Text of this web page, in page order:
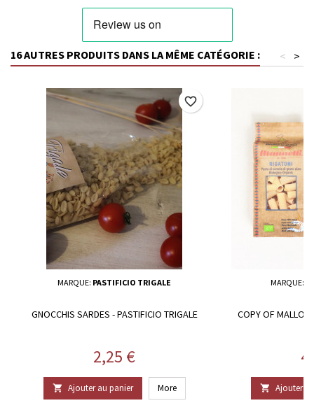
16 AUTRES PRODUITS DANS LA MÊME CATÉGORIE : >
<
MARQUE: PASTIFICIO TRIGALE
GNOCCHIS SARDES - PASTIFICIO TRIGALE
Prix
2,25 €
 Ajouter au panier More
favorite_border
MARQUE:
COPY OF
 Ajouter